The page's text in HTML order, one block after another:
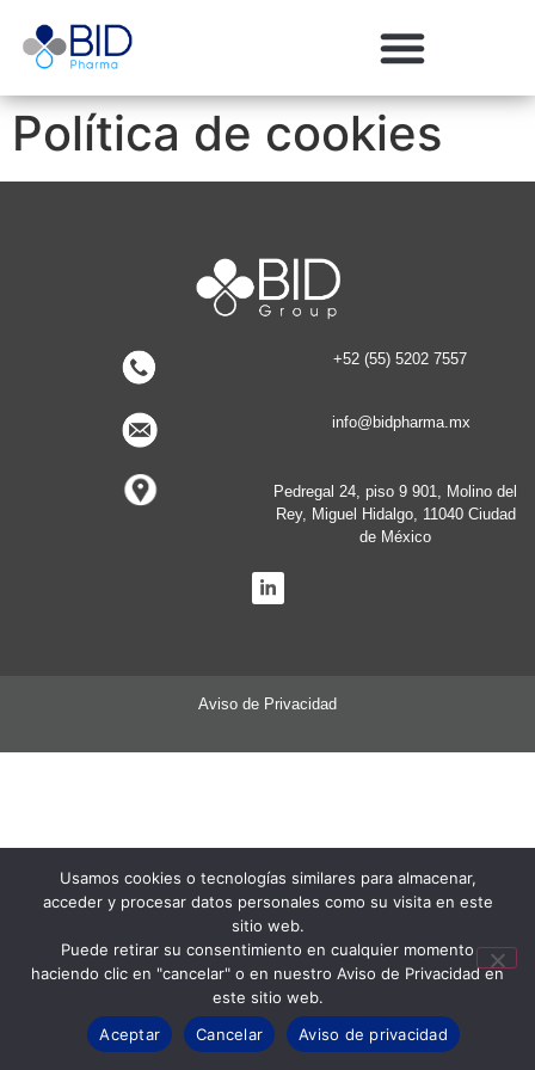
Política de cookies
+52 (55) 5202 7557
info@bidpharma.mx
Pedregal 24, piso 9 901, Molino del
Rey, Miguel Hidalgo, 11040 Ciudad
de México
Aviso de Privacidad
Usamos cookies o tecnologías similares para almacenar,
acceder y procesar datos personales como su visita en este
sitio web.
Puede retirar su consentimiento en cualquier momento
haciendo clic en "cancelar" o en nuestro Aviso de Privacidad en
este sitio web.
Aceptar
Cancelar Aviso de privacidad